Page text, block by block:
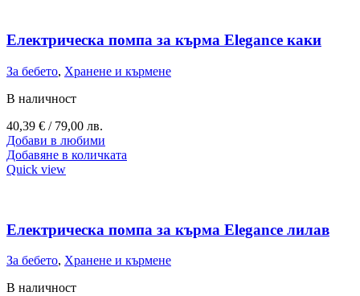
Електрическа помпа за кърма Elegance каки
За бебето, Хранене и кърмене
В наличност
40,39 € / 79,00 лв.
Добави в любими
Добавяне в количката
Quick view
Електрическа помпа за кърма Elegance лилав
За бебето, Хранене и кърмене
В наличност